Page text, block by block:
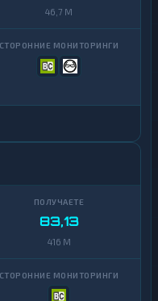
46,7 M
83,13
416 M